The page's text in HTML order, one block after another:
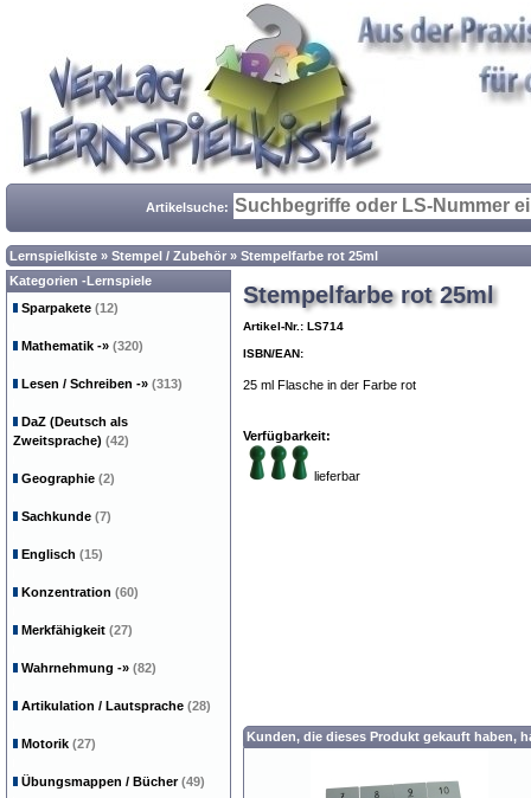
Artikelsuche:
Lernspielkiste » Stempel / Zubehör » Stempelfarbe rot 25ml
Stempelfarbe rot 25ml
Artikel-Nr.: LS714
ISBN/EAN:
25 ml Flasche in der Farbe rot
Verfügbarkeit:
lieferbar
Kunden, die dieses Produkt gekauft haben,
Kategorien -Lernspiele
Sparpakete (12)
Mathematik -» (320)
Lesen / Schreiben -» (313)
DaZ (Deutsch als
Zweitsprache) (42)
Geographie (2)
Sachkunde (7)
Englisch (15)
Konzentration (60)
Merkfähigkeit (27)
Wahrnehmung -» (82)
Artikulation / Lautsprache (28)
Motorik (27)
Übungsmappen / Bücher(49)